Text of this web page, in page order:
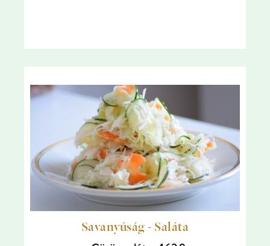
Savanyúság - Saláta